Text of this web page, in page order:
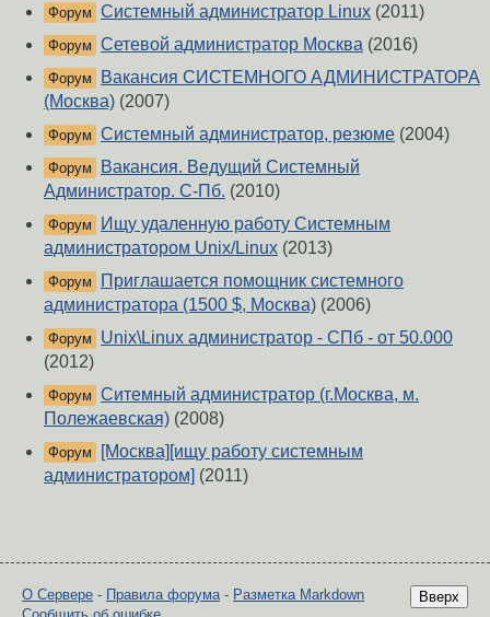
Форум Системный администратор Linux (2011)
Форум Сетевой администратор Москва (2016)
Форум
Вакансия СИСТЕМНОГО АДМИНИСТРАТОРА
(Москва) (2007)
Форум Системный администратор, резюме (2004)
Форум
Вакансия. Ведущий Системный
Администратор. С-Пб. (2010)
Форум
Ищу удаленную работу Системным
администратором Unix/Linux (2013)
Форум
Приглашается помощник системного
администратора (1500 $, Москва) (2006)
Форум
Unix\Linux администратор - СПб - от 50.000
(2012)
Форум Ситемный администратор (г.Москва, м.
Полежаевская) (2008)
Форум
[Москва][ищу работу системным
администратором] (2011)
Вверх
О Сервере - Правила форума- Разметка Markdown